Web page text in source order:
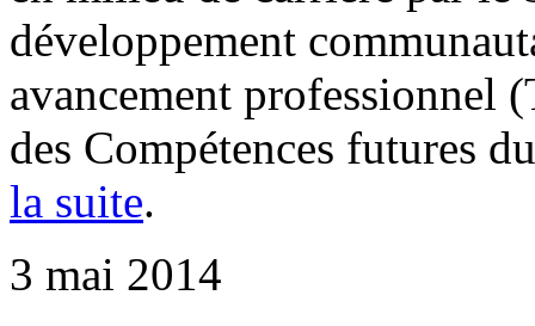
développement
avancement professionnel
des Compétences futures
la suite.
3 mai 2014